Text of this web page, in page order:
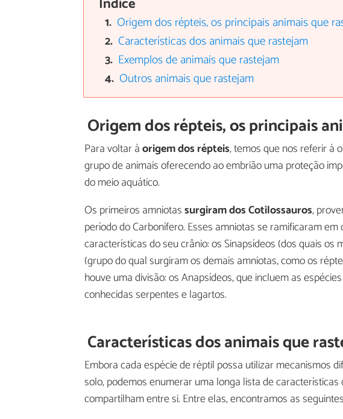
Origem dos répteis, os principais animais que
Características dos animais que rastejam
Exemplos de animais que rastejam
Outros animais que rastejam
Origem dos répteis, os principais
Para voltar àorigem dos répteis, temos que nos referir à
grupo de animais oferecendo ao embrião uma proteção
do meio aquático.
Os primeiros amniotassurgiram dos Cotilossauros,
período do Carbonífero. Esses amniotas se ramificaram
características do seu crânio: os Sinapsídeos (dos quais
(grupo do qual surgiram os demais amniotas, como os
houve uma divisão: os Anapsídeos, que incluem as
conhecidas serpentes e lagartos.
Características dos animais que
Embora cada espécie de réptil possa utilizar mecanismos
solo, podemos enumerar uma longa lista de
compartilham entre si. Entre elas, encontramos as